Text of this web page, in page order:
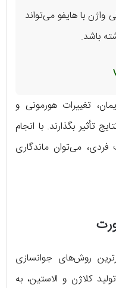
با هایفو می‌تواند
تغییرات هورمونی و
تأثیر بگذارند. با انجام
می‌توان ماندگاری
روش‌های جوانسازی
کلاژن و الاستین، به